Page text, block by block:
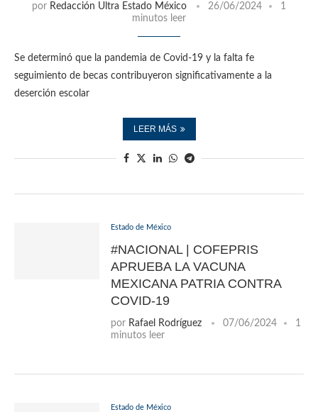
por Redacción Ultra Estado México 26/06/2024
1
minutos leer
Se determinó que la pandemia de Covid-19 y la falta fe
seguimiento de becas contribuyeron significativamente a la
deserción escolar
LEER MÁS
Estado de México
#NACIONAL | COFEPRIS
APRUEBA LA VACUNA
MEXICANA PATRIA CONTRA
COVID-19
por Rafael Rodríguez 07/06/2024
1
minutos leer
Estado de México